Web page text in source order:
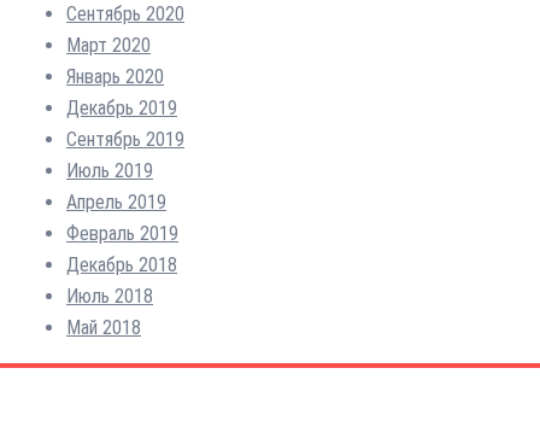
Сентябрь 2020
Март 2020
Январь 2020
Декабрь 2019
Сентябрь 2019
Июль 2019
Апрель 2019
Февраль 2019
Декабрь 2018
Июль 2018
Май 2018